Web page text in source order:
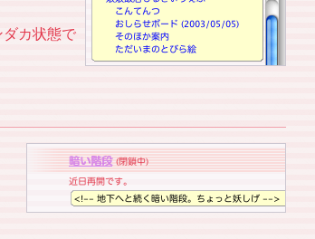
カ状態で